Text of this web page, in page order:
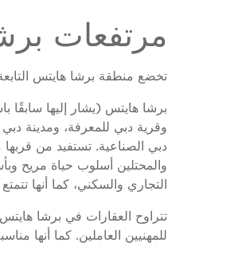
مرتفعات
تخضع منطقة برشا هايتس
برشا هايتس (يشار إليها
وقرية دبي للمعرفة، ومدينة دبي
دبي الصناعية. تستفيد من
والمحتلين أسلوب حياة مريح
التجاري والسكني، كما أنها
تتراوح العقارات في برشا
للمهنيين العاملين. كما أنها